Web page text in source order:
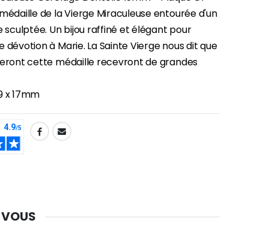
de la Vierge Miraculeuse entourée d'un
Un bijou raffiné et élégant pour
à Marie. La Sainte Vierge nous dit que
cette médaille recevront de grandes
x 17mm